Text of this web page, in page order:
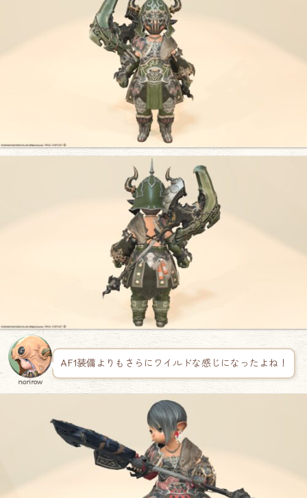
norirow
AF1装備よりもさらにワイルドな感じになったよね！